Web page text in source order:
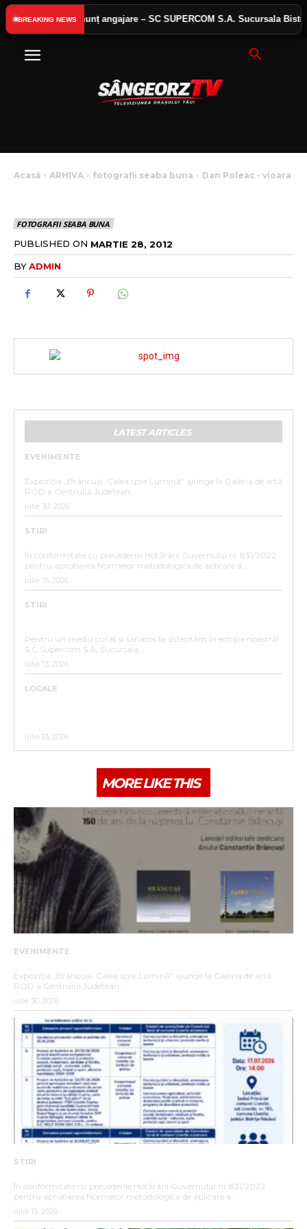
BREAKING NEWS
Anunț angajare – SC SUPERCOM S.A. Sucursala Bistrița
Acasă ARHIVA fotografii seaba buna Dan Poleac - vioara
FOTOGRAFII SEABA BUNA
PUBLISHED ON MARTIE 28, 2012
BYADMIN
LATEST ARTICLES
EVENIMENTE
Expoziția „Brâncuși. Calea spre Lumină" ajunge la Galeria de artă
ROD a Centrului Județean...
iulie 30, 2026
STIRI
În conformitate cu prevederile Hotărârii Guvernului nr.831/2022
pentru aprobarea Normelor metodologica de aplicare a...
iulie 15, 2026
STIRI
Pentru un mediu curat si sanatos te așteptăm în echipa noastră!
S.C Supercom S.A, Sucursala...
iulie 13, 2026
LOCALE
iulie 13, 2026
MORE LIKE THIS
EVENIMENTE
Expoziția „Brâncuși. Calea spre Lumină" ajunge la Galeria de artă
ROD a Centrului Județean...
iulie 30, 2026
STIRI
În conformitate cu prevederile Hotărârii Guvernului nr.831/2022
pentru aprobarea Normelor metodologica de aplicare a...
iulie 15, 2026